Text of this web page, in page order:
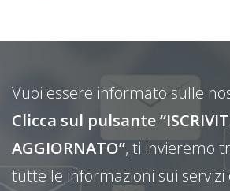
Vuoi essere informato sulle
Clicca sul pulsante
AGGIORNATO”, ti invieremo
tutte le informazioni sui servizi